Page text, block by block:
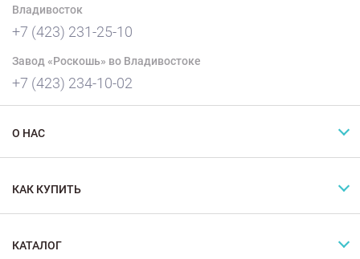
Владивосток
+7 (423) 231-25-10
Завод «Роскошь» во Владивостоке
+7 (423) 234-10-02
О НАС
КАК КУПИТЬ
КАТАЛОГ